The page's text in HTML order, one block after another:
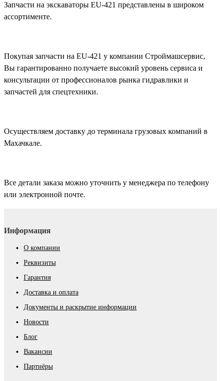
Запчасти на экскаваторы EU-421 представлены в широком
ассортименте.
Покупая запчасти на EU-421 у компании Строймашсервис,
Вы гарантированно получаете высокий уровень сервиса и
консультации от профессионалов рынка гидравлики и
запчастей для спецтехники.
Осуществляем доставку до терминала грузовых компаний в
Махачкале.
Все детали заказа можно уточнить у менеджера по телефону
или электронной почте.
Информация
О компании
Реквизиты
Гарантия
Доставка и оплата
Документы и раскрытие информации
Новости
Блог
Вакансии
Партнёры